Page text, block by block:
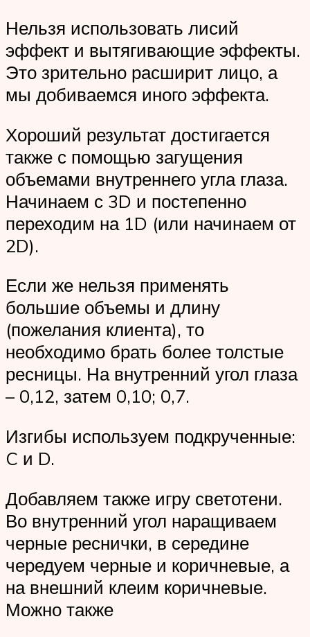
Нельзя использовать лисий
эффект и вытягивающие эффекты.
Это зрительно расширит лицо, а
мы добиваемся иного эффекта.
Хороший результат достигается
также с помощью загущения
объемами внутреннего угла глаза.
Начинаем с 3D и постепенно
переходим на 1D (или начинаем от
2D).
Если же нельзя применять
большие объемы и длину
(пожелания клиента), то
необходимо брать более толстые
ресницы. На внутренний угол глаза
– 0,12, затем 0,10; 0,7.
Изгибы используем подкрученные:
C и D.
Добавляем также игру светотени.
Во внутренний угол наращиваем
черные реснички, в середине
чередуем черные и коричневые, а
на внешний клеим коричневые.
Можно также